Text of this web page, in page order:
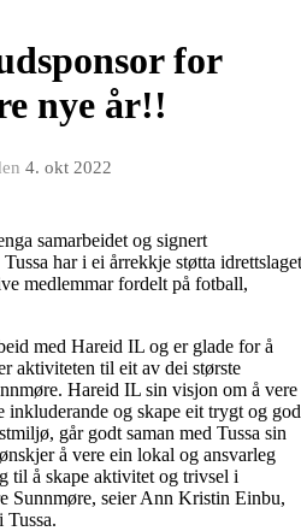
for
nye år!!
4. okt 2022
samarbeidet og signert
har i ei årrekkje støtta idrettslaget
medlemmar fordelt på fotball,
med Hareid IL og er glade for å
aktiviteten til eit av dei største
Hareid IL sin visjon om å vere
inkluderande og skape eit trygt og
går godt saman med Tussa sin
å vere ein lokal og ansvarleg
til å skape aktivitet og trivsel i
Sunnmøre, seier Ann Kristin Einbu,
Tussa.